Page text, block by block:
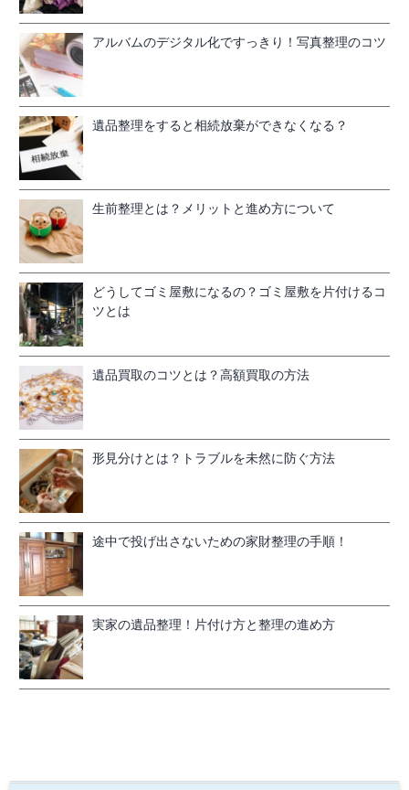
アルバムのデジタル化ですっきり！写真整理のコツ
遺品整理をすると相続放棄ができなくなる？
生前整理とは？メリットと進め方について
どうしてゴミ屋敷になるの？ゴミ屋敷を片付けるコ
ツとは
遺品買取のコツとは？高額買取の方法
形見分けとは？トラブルを未然に防ぐ方法
途中で投げ出さないための家財整理の手順！
実家の遺品整理！片付け方と整理の進め方